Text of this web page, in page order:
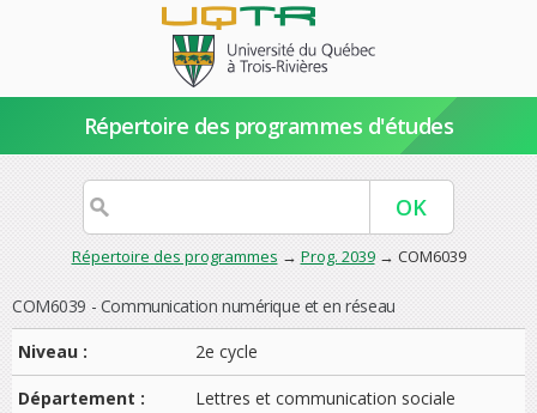
Répertoire des programmes d'études
Répertoire des programmes → Prog. 2039→ COM6039
COM6039 - Communication numérique et en réseau
Niveau :
2e cycle
Département : Lettres et communication sociale